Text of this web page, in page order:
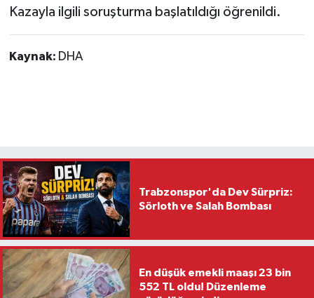
Kazayla ilgili soruşturma başlatıldığı öğrenildi.
Kaynak: DHA
Trabzonspor'da Dev Sürpriz:
Sörloth ve Salah Bombası
En düşük emekli maaşı 23 bin
552 TL oldu! Düzenleme